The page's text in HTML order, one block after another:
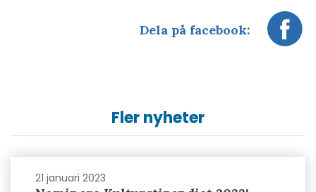
Dela på facebook:
Fler nyheter
21 januari 2023